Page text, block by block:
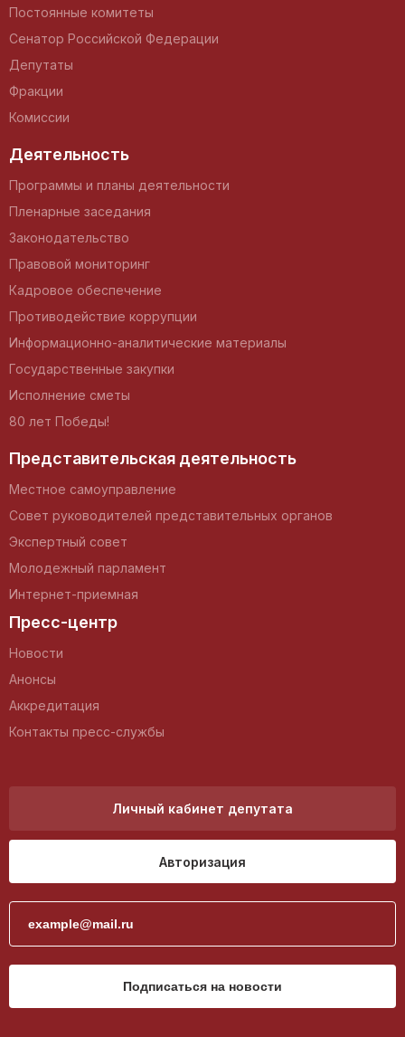
Постоянные комитеты
Сенатор Российской Федерации
Депутаты
Фракции
Комиссии
Деятельность
Программы и планы деятельности
Пленарные заседания
Законодательство
Правовой мониторинг
Кадровое обеспечение
Противодействие коррупции
Информационно-аналитические материалы
Государственные закупки
Исполнение сметы
80 лет Победы!
Представительская деятельность
Местное самоуправление
Совет руководителей представительных органов
Экспертный совет
Молодежный парламент
Интернет-приемная
Пресс-центр
Новости
Анонсы
Аккредитация
Контакты пресс-службы
Личный кабинет депутата
Авторизация
Подписаться на новости